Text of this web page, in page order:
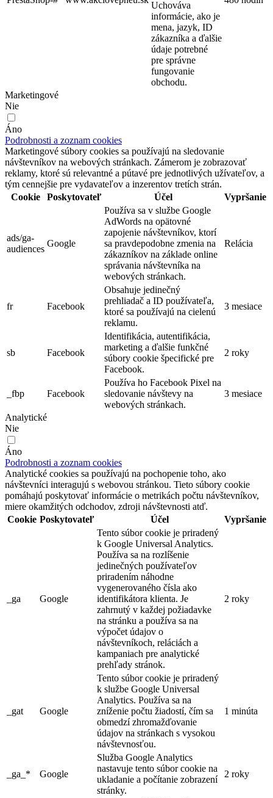
Uchováva
informácie, ako je
mena, jazyk, ID
zákazníka a ďalšie
údaje potrebné
pre správne
fungovanie
obchodu.
Marketingové
Nie
Áno
Podrobnosti a zoznam cookies
Marketingové súbory cookies sa používajú na sledovanie
návštevníkov na webových stránkach. Zámerom je zobrazovať
reklamy, ktoré sú relevantné a pútavé pre jednotlivých užívateľov, a
tým cennejšie pre vydavateľov a inzerentov tretích strán.
Cookie
Poskytovateľ Účel Vypršanie
ads/ga-
audiences
Google
Používa sa v službe Google
AdWords na opätovné
zapojenie návštevníkov, ktorí
sa pravdepodobne zmenia na
zákazníkov na základe online
správania návštevníka na
webových stránkach.
Relácia
fr Facebook
Obsahuje jedinečný
prehliadač a ID používateľa,
ktoré sa používajú na cielenú
reklamu.
3 mesiace
sb Facebook
Identifikácia, autentifikácia,
marketing a ďalšie funkčné
súbory cookie špecifické pre
Facebook.
2 roky
_fbp Facebook
Používa ho Facebook Pixel na
sledovanie návštevy na
webových stránkach.
3 mesiace
Analytické
Nie
Áno
Podrobnosti a zoznam cookies
Analytické cookies sa používajú na pochopenie toho, ako
návštevníci interagujú s webovou stránkou. Tieto súbory cookie
pomáhajú poskytovať informácie o metrikách počtu návštevníkov,
miere okamžitých odchodov, zdroji návštevnosti atď.
Cookie Poskytovateľ Účel Vypršanie
_ga Google
Tento súbor cookie je priradený
k Google Universal Analytics.
Používa sa na rozlíšenie
jedinečných používateľov
priradením náhodne
vygenerovaného čísla ako
identifikátora klienta. Je
zahrnutý v každej požiadavke
na stránku a používa sa na
výpočet údajov o
návštevníkoch, reláciách a
kampaniach pre analytické
prehľady stránok.
2 roky
_gat Google
Tento súbor cookie je priradený
k službe Google Universal
Analytics. Používa sa na
zníženie počtu žiadostí, čím sa
obmedzí zhromažďovanie
údajov na stránkach s vysokou
návštevnosťou.
1 minúta
_ga_* Google
Služba Google Analytics
nastavuje tento súbor cookie na
ukladanie a počítanie zobrazení
stránky.
2 roky